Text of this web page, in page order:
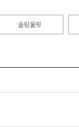
슬림울핏